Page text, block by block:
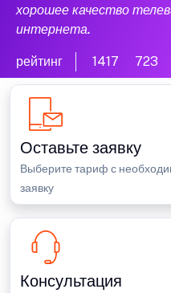
хорошее качество
интернета.
рейтинг 1417 723
Оставьте заявку
Выберите тариф с
заявку
Консультация